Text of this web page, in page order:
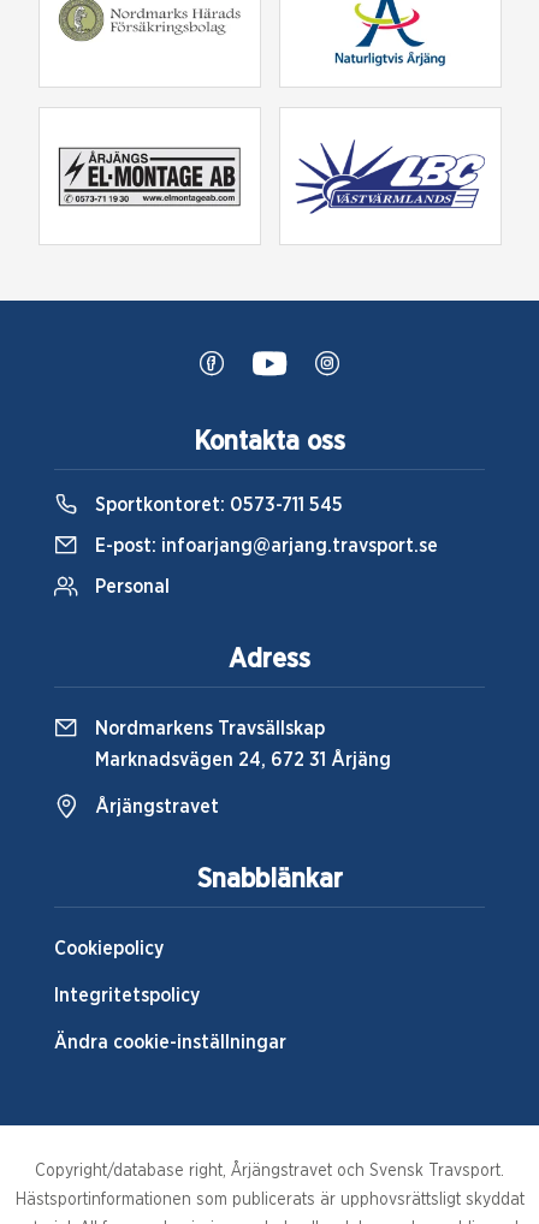
Snabblänkar
Cookiepolicy
Integritetspolicy
Ändra cookie-inställningar
Kontakta oss
Sportkontoret: 0573-711 545
E-post: infoarjang@arjang.travsport.se
Personal
Adress
Nordmarkens Travsällskap
Marknadsvägen 24, 672 31 Årjäng
Årjängstravet
Copyright/database right, Årjängstravet och Svensk Travsport.
Hästsportinformationen som publicerats är upphovsrättsligt skyddat